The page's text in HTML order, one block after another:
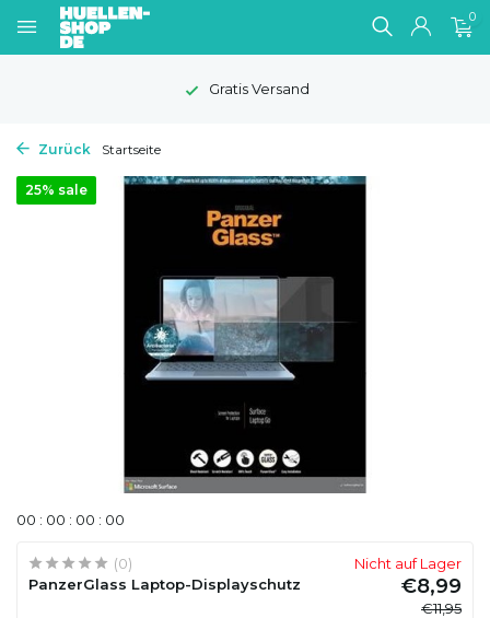
0
Gratis Versand
Zurück Startseite
25% sale
00 : 00 : 00 : 00
(0)
PanzerGlass Laptop-Displayschutz
Nicht auf Lager
€8,99
€11,95